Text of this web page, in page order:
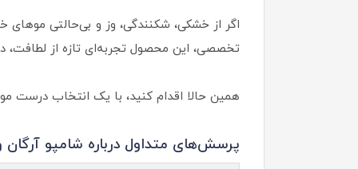
اگر از خشکی، شکنندگی، وز و بی‌حالتی موهای
تخصصی، این محصول تجربه‌ای تازه از لطافت،
همین حالا اقدام کنید، با یک انتخاب درست
پرسش‌های متداول درباره شامپو آرگان و